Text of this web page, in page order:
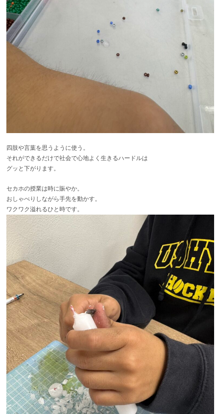
四肢や言葉を思うように使う。
それができるだけで社会で心地よく生きるハードルは
グッと下がります。
セカホの授業は時に賑やか。
おしゃべりしながら手先を動かす。
ワクワク溢れるひと時です。